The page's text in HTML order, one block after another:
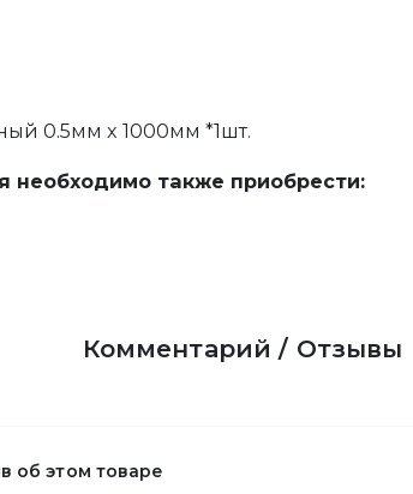
0.5мм x 1000мм *1шт.
необходимо также приобрести:
Комментарий / Отзывы
об этом товаре